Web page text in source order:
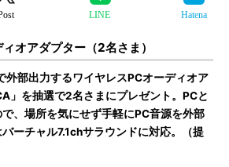
LINE Hatena
オアダプター（2名さま）
外部出力するワイヤレスPCオーディオア
」を抽選で2名さま にプレゼント。PCと
、場所を気にせず手軽にPC音源を外部
ーチャル7.1chサラウンドに対応。（提